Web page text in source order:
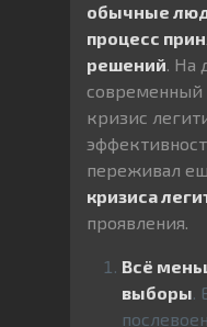
обычные
процесс
решений. На
кризис
переживал
кризиса
проявления.
Всё
выборы.